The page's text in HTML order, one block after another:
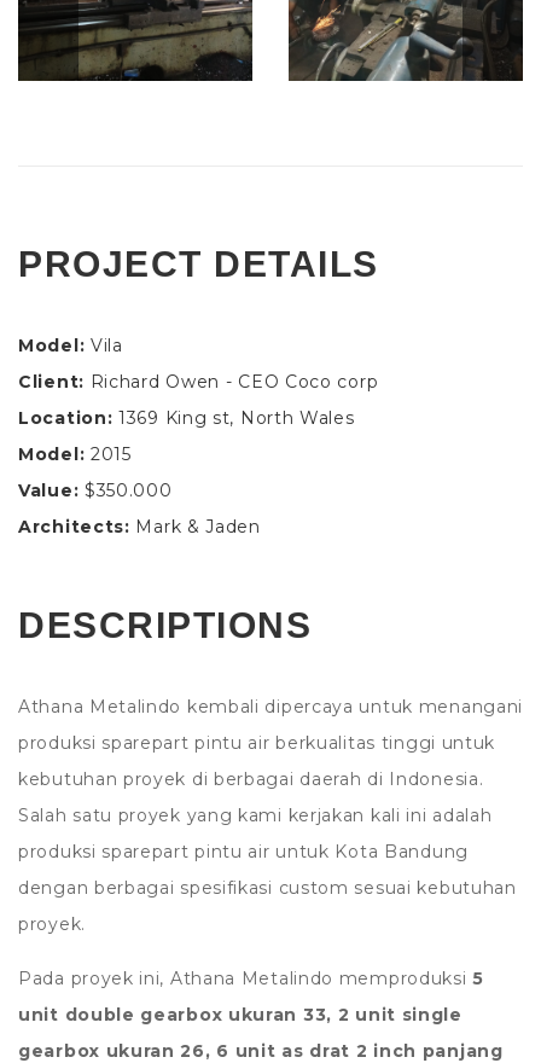
PROJECT DETAILS
Model: Vila
Client: Richard Owen - CEO Coco corp
Location: 1369 King st, North Wales
Model: 2015
Value: $350.000
Architects: Mark & Jaden
DESCRIPTIONS
Athana Metalindo kembali dipercaya untuk menangani
produksi sparepart pintu air berkualitas tinggi untuk
kebutuhan proyek di berbagai daerah di Indonesia.
Salah satu proyek yang kami kerjakan kali ini adalah
produksi sparepart pintu air untuk Kota Bandung
dengan berbagai spesifikasi custom sesuai kebutuhan
proyek.
Pada proyek ini, Athana Metalindo memproduksi5
unit double gearbox ukuran 33, 2 unit single
gearbox ukuran 26, 6 unit as drat 2 inch panjang